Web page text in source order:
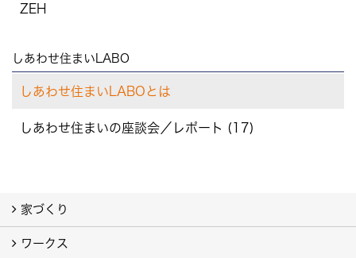
ZEH
しあわせ住まいLABO
しあわせ住まいLABOとは
しあわせ住まいの座談会／レポート (17)
家づくり
わたしたちの想い
地震や火災に強い家
家族一緒に幸せ、ひとりでも幸せ
しあわせ住まいLABO
ワークス